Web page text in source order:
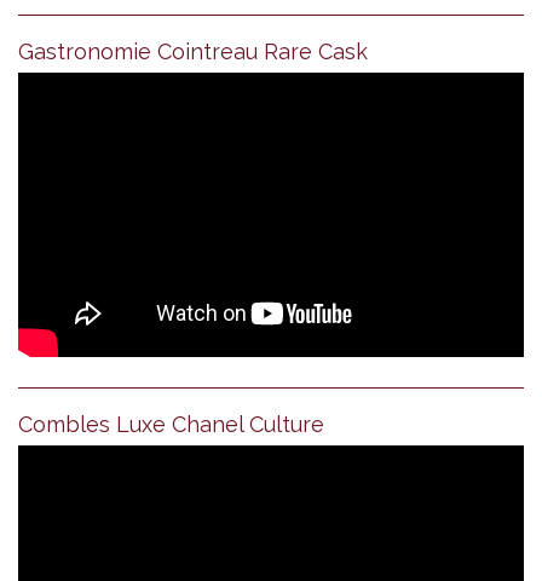
Gastronomie Cointreau Rare Cask
Combles Luxe Chanel Culture